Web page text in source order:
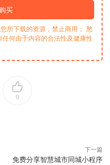
买
所下载的资源，禁止商用； 愁
何由于内容的合法性及健康性
0
下一篇
免费分享智慧城市同城小程序